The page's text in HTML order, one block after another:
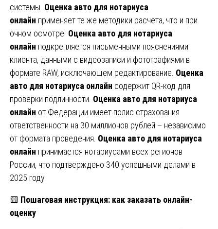
системы. Оценка авто для нотариуса
онлайн применяет те же методики расчёта, что и при
очном осмотре. Оценка авто для нотариуса
онлайн подкрепляется письменными пояснениями
клиента, данными с видеозаписи и фотографиями в
формате RAW, исключающем редактирование. Оценка
авто для нотариуса онлайн содержит QR-код для
проверки подлинности. Оценка авто для нотариуса
онлайн от Федерации имеет полис страхования
ответственности на 30 миллионов рублей – независимо
от формата проведения. Оценка авто для нотариуса
онлайн принимается нотариусами всех регионов
России, что подтверждено 340 успешными делами в
2025 году.
🟨 Пошаговая инструкция: как заказать онлайн-
оценку